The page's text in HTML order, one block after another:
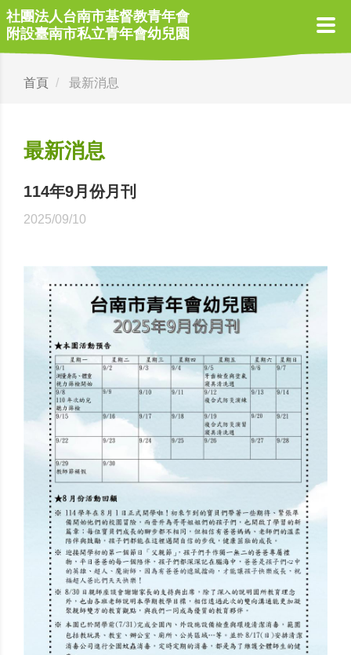
社團法人台南市基督教青年會
附設臺南市私立青年會幼兒園
社團法人台南市基督教青年會
附設臺南市私立青年會幼兒園
首頁 最新消息
最新消息
114年9月份月刊
2025/09/10